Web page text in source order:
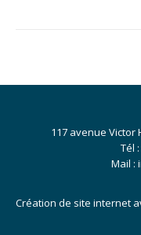
117 avenue Victor
Tél
Mail :
Création de site internet